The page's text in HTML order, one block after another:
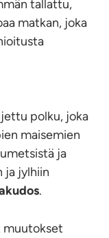
tallattu,
matkan, joka
polku, joka
maisemien
ja
ja jylhiin
.
muutokset